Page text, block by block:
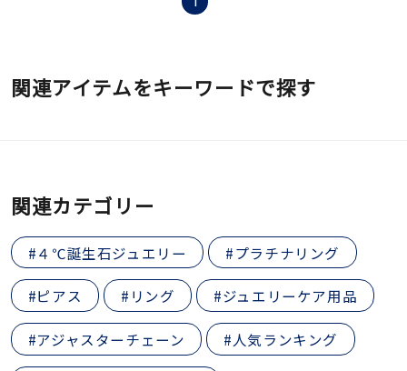
関連アイテムをキーワードで探す
関連カテゴリー
#４℃誕生石ジュエリー #プラチナリング
#ピアス #リング #ジュエリーケア用品
#アジャスターチェーン #人気ランキング